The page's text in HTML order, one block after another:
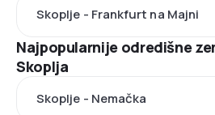
Skoplje - Frankfurt na Majni
Najpopularnije odredišne
Skoplja
Skoplje - Nemačka